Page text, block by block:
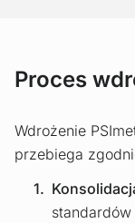
Proces
Wdrożenie
przebiega